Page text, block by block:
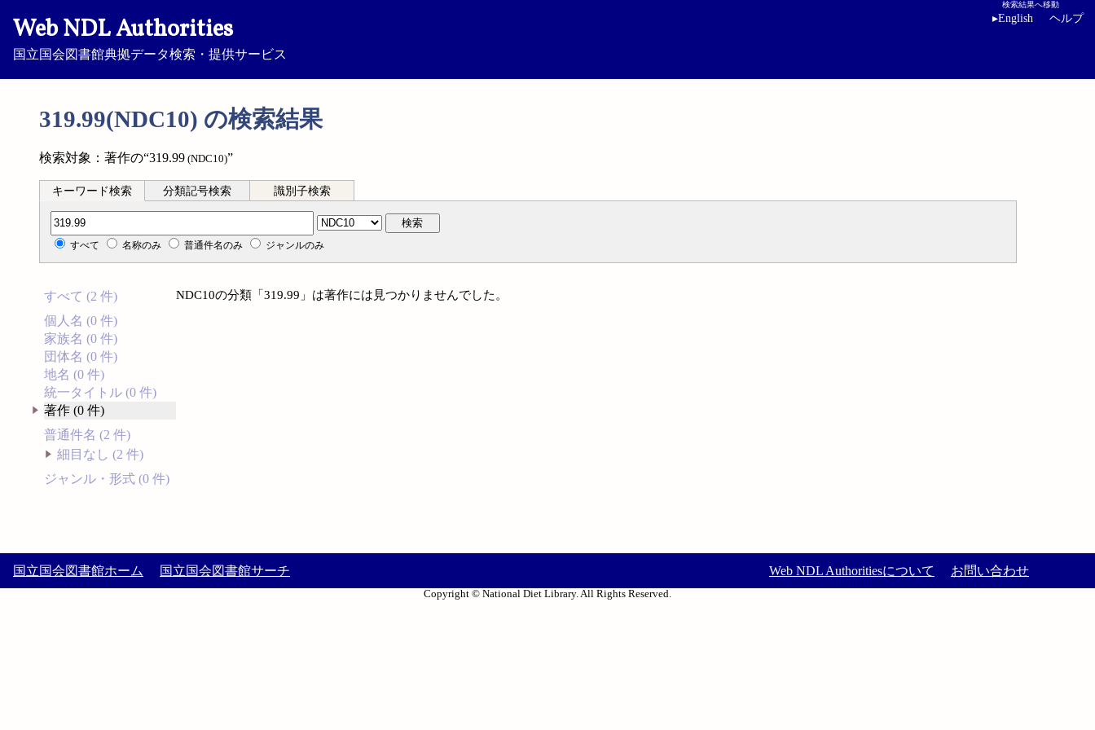
Web NDL Authorities
国立国会図書館典拠データ検索・提供サービス
検索結果へ移動
▸English ヘルプ
319.99(NDC10) の検索結果
検索対象：著作の“319.99 (NDC10)”
キーワード検索 分類記号検索 識別子検索
分類記号検索 検索
すべて 名称のみ 普通件名のみ ジャンルのみ
すべて (2 件)
個人名 (0 件)
家族名 (0 件)
団体名 (0 件)
地名 (0 件)
統一タイトル (0 件)
著作 (0 件)
普通件名 (2 件)
細目なし (2 件)
ジャンル・形式 (0 件)
NDC10の分類「319.99」は著作には見つかりませんでした。
国立国会図書館ホーム 国立国会図書館サーチ Web NDL Authoritiesについて お問い合わせ
Copyright © National Diet Library. All Rights Reserved.